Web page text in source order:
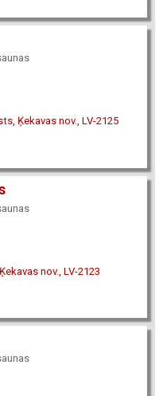
Ķekavas nov., LV-2125
nov., LV-2123